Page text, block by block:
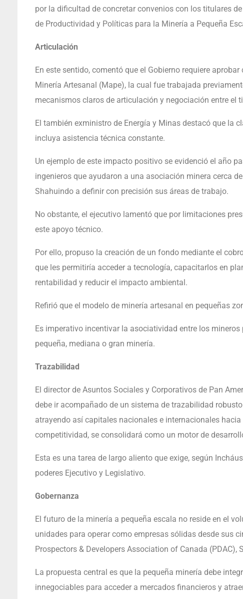
por la dificultad de concretar convenios con los titulares
de Productividad y Políticas para la Minería a Pequeña
Articulación
En este sentido, comentó que el Gobierno requiere
Minería Artesanal (Mape), la cual fue trabajada
mecanismos claros de articulación y negociación entre el
El también exministro de Energía y Minas destacó que la
incluya asistencia técnica constante.
Un ejemplo de este impacto positivo se evidenció el año
ingenieros que ayudaron a una asociación minera cerca
Shahuindo a definir con precisión sus áreas de trabajo.
No obstante, el ejecutivo lamentó que por limitaciones
este apoyo técnico.
Por ello, propuso la creación de un fondo mediante el
que les permitiría acceder a tecnología, capacitarlos en
rentabilidad y reducir el impacto ambiental.
Refirió que el modelo de minería artesanal en pequeñas
Es imperativo incentivar la asociatividad entre los
pequeña, mediana o gran minería.
Trazabilidad
El director de Asuntos Sociales y Corporativos de Pan
debe ir acompañado de un sistema de trazabilidad
atrayendo así capitales nacionales e internacionales
competitividad, se consolidará como un motor de
Esta es una tarea de largo aliento que exige, según
poderes Ejecutivo y Legislativo.
Gobernanza
El futuro de la minería a pequeña escala no reside en el
unidades para operar como empresas sólidas desde sus
Prospectors & Developers Association of Canada (PDAC),
La propuesta central es que la pequeña minería debe
innegociables para acceder a mercados financieros y